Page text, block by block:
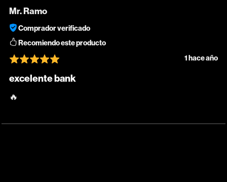
Mr. Ramo
Comprador verificado
Recomiendo este producto
1 hace año
excelente bank
sonidos de calidad que mejoran la experiencia al producir 🔥